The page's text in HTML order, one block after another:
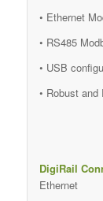
• Ethernet
• RS485
• USB
• Robust
DigiRail
Ethernet